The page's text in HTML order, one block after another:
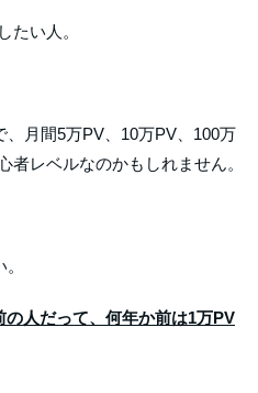
たい人。
月間5万PV、10万PV、100万
者レベルなのかもしれません。
人だって、何年か前は1万PV